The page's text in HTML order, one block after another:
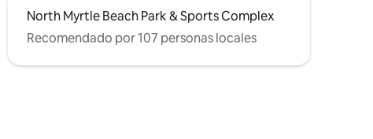
North Myrtle Beach Park & Sports Complex
Recomendado por 107 personas locales